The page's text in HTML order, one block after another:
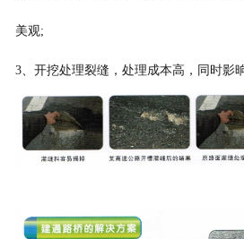
美观;
3、开挖处理裂缝，处理成本高，同时影